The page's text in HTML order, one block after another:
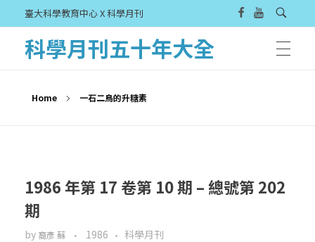
臺大科學教育中心 X 科學月刊
科學月刊五十年大全
Home 一石二鳥的升糖素
1986 年第 17 卷第 10 期 – 總號第 202
期
by 裔彥 蘇 1986 科學月刊